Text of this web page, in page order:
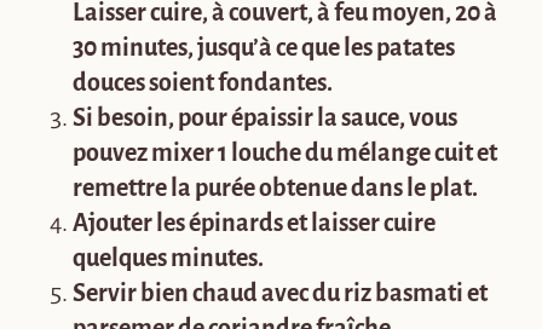
Laisser cuire, à couvert, à feu moyen, 20 à
30 minutes, jusqu’à ce que les patates
douces soient fondantes.
Si besoin, pour épaissir la sauce, vous
pouvez mixer 1 louche du mélange cuit et
remettre la purée obtenue dans le plat.
Ajouter les épinards et laisser cuire
quelques minutes.
Servir bien chaud avec du riz basmati et